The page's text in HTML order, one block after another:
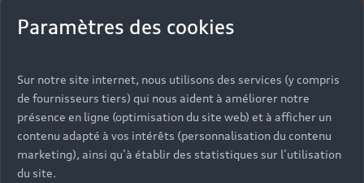
Une vérification
jusqu’à 130
points de
Paramètres des cookies
Sur notre site internet, nous utilisons des services (y compris
de fournisseurs tiers) qui nous aident à améliorer notre
présence en ligne (optimisation du site web) et à afficher un
contenu adapté à vos intérêts (personnalisation du contenu
marketing), ainsi qu’à établir des statistiques sur l’utilisation
du site.